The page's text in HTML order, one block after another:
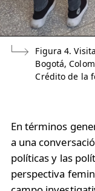
Figura 4.
Bogotá,
Crédito de la
En términos
a una
políticas y las
perspectiva